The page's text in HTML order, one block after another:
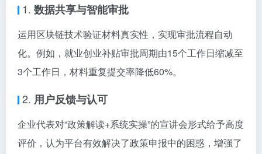
1. 数据共享与智能审批
运用区块链技术验证材料真实性，实现审批流程自动
化。例如，就业创业补贴审批周期由15个工作日缩减至
3个工作日，材料重复提交率降低60%。
2. 用户反馈与认可
企业代表对“政策解读+系统实操”的宣讲会形式给予高度
评价，认为平台有效解决了政策申报中的困惑，增强了